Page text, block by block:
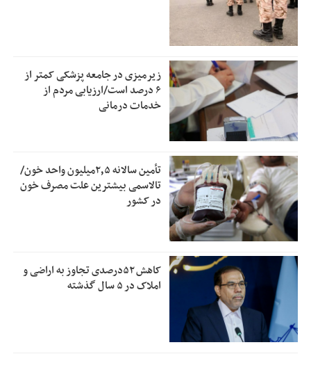
زیرمیزی در جامعه پزشکی کمتر از
۶ درصد است/ارزیابی مردم از
خدمات درمانی
تأمین سالانه ۲٫۵میلیون واحد خون/
تالاسمی بیشترین علت مصرف‌ خون
در کشور
کاهش ۵۲درصدی تجاوز به اراضی و
املاک در ۵ سال گذشته